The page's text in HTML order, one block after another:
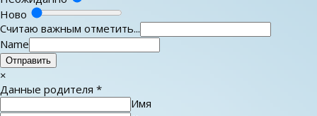
Ново
Считаю важным отметить...
Name
Отправить
×
Данные родителя *
Имя